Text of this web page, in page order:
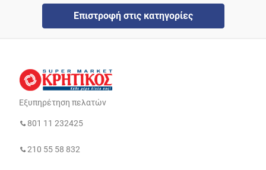
Επιστροφή στις κατηγορίες
Εξυπηρέτηση πελατών
801 11 232425
210 55 58 832